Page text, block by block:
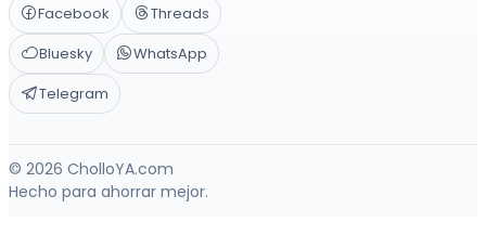
Facebook
Threads
Bluesky
WhatsApp
Telegram
© 2026 CholloYA.com
Hecho para ahorrar mejor.